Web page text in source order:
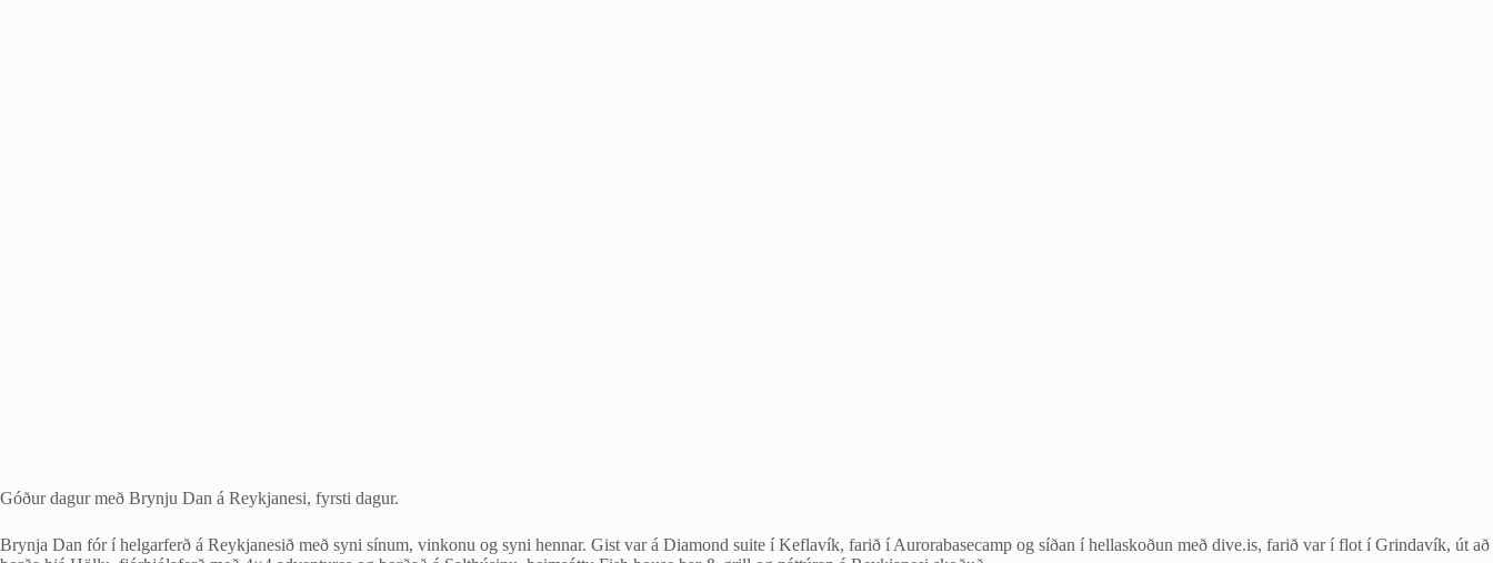
Góður dagur með Brynju Dan á Reykjanesi, fyrsti dagur.
Brynja Dan fór í helgarferð á Reykjanesið með syni sínum, vinkonu og syni hennar. Gist var á Diamond suite í Keflavík, farið í Aurorabasecamp og síðan í hellaskoðun með dive.is, farið var í flot í Grindavík, út að